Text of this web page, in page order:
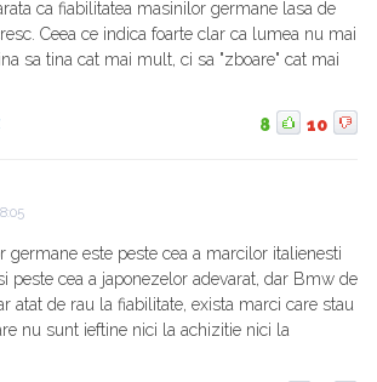
ca fiabilitatea masinilor germane lasa de
Ceea ce indica foarte clar ca lumea nu mai
sa tina cat mai mult, ci sa "zboare" cat mai
8 10
germane este peste cea a marcilor italienesti
peste cea a japonezelor adevarat, dar Bmw de
atat de rau la fiabilitate, exista marci care stau
nu sunt ieftine nici la achizitie nici la